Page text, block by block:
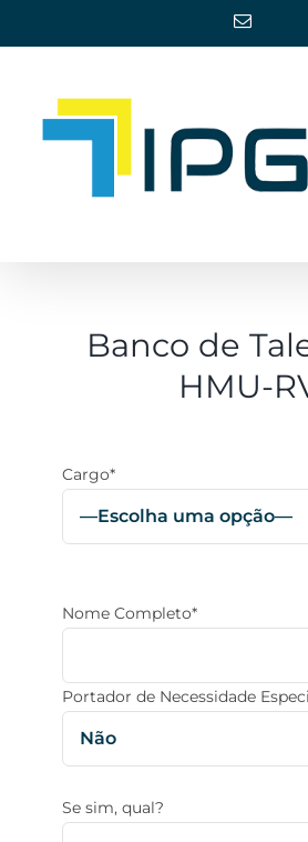
conteúdo
E-
Banco de
HMU-
Cargo*
Nome Completo*
Portador de Necessidade
Se sim, qual?